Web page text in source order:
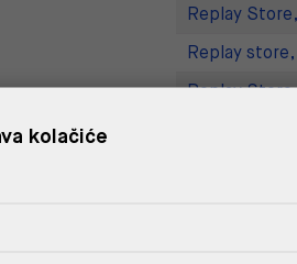
Replay
Replay
Replay
kolačiće